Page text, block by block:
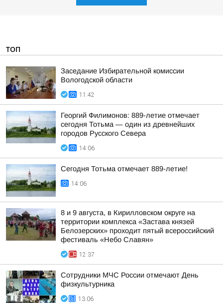
ТОП
Заседание Избирательной комиссии
Вологодской области
11:42
Георгий Филимонов: 889-летие отмечает
сегодня Тотьма — один из древнейших
городов Русского Севера
14:06
Сегодня Тотьма отмечает 889-летие!
14:06
8 и 9 августа, в Кирилловском округе на
территории комплекса «Застава князей
Белозерских» проходит пятый всероссийский
фестиваль «Небо Славян»
12:37
Сотрудники МЧС России отмечают День
физкультурника
13:06